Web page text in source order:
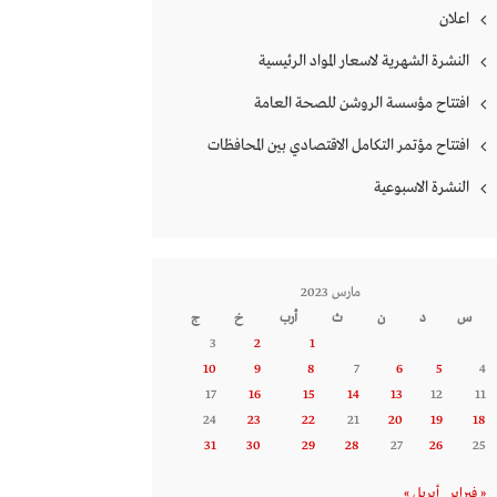
اعلان
النشرة الشهرية لاسعار المواد الرئيسية
افتتاح مؤسسة الروشن للصحة العامة
افتتاح مؤتمر التكامل الاقتصادي بين المحافظات
النشرة الاسبوعية
مارس 2023
س
د ن ث أرب خ
ج
1
2
3
4
5
6
7
8
9
10
11
12
13
14
15
16
17
18
19
20
21
22
23
24
25
26
27
28
29
30
31
« فبراير أبريل »